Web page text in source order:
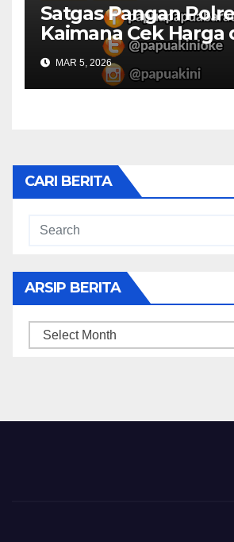
Satgas Pangan
Kaimana Cek Harga
Bapok di Pasar
MAR 5, 2026
CARI BERITA
ARSIP BERITA
ARSIP